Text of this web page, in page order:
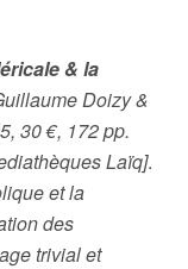
& la
Doizy &
30 €, 172 pp.
Laïq].
et la
des
trivial et